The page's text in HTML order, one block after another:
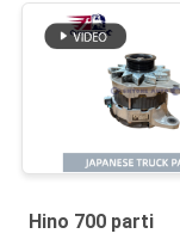
Hino 700 parti